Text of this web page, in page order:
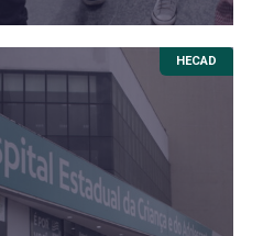
HECAD